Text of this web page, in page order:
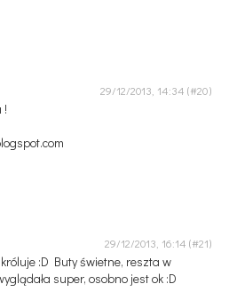
29/12/2013, 14:34
!
29/12/2013, 16:14
:D Buty świetne, reszta w
super, osobno jest ok :D